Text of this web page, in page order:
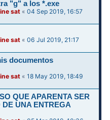
"g" a los *.exe
sat «04 Sep 2019, 16:57
sat «06 Jul 2019, 21:17
documentos
sat «18 May 2019, 18:49
QUE APARENTA SER
UNA ENTREGA